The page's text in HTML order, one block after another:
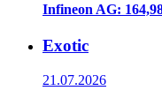
Infineon AG:
Exotic
21.07.2026